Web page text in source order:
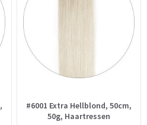
#6001 Extra Hellblond, 50cm,
50g, Haartressen